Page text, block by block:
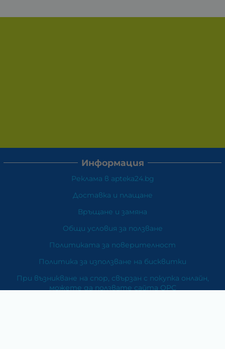
Информация
Реклама в apteka24.bg
Доставка и плащане
Връщане и замяна
Общи условия за ползване
Политиката за поверителност
Политика за използване на бисквитки
При възникване на спор, свързан с покупка онлайн,
можете да ползвате сайта ОРС